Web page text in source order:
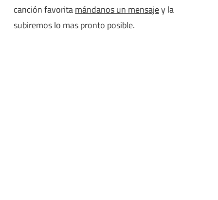
canción favoritamándanos un mensajey la
subiremos lo mas pronto posible.